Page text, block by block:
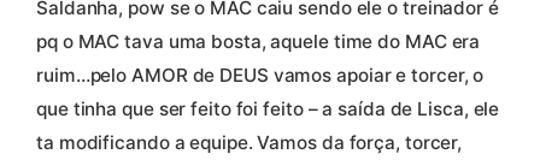
Saldanha, pow se o MAC caiu sendo ele o treinador é
pq o MAC tava uma bosta, aquele time do MAC era
ruim…pelo AMOR de DEUS vamos apoiar e torcer, o
que tinha que ser feito foi feito – a saída de Lisca, ele
ta modificando a equipe. Vamos da força, torcer,